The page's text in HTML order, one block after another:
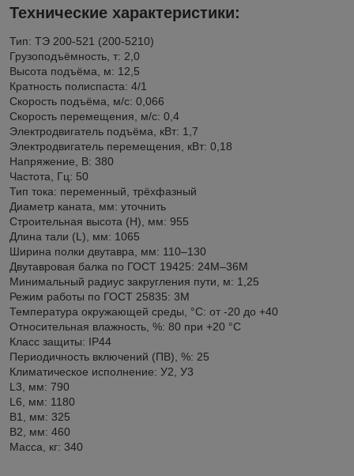
Технические характеристики:
Тип: ТЭ 200-521 (200-5210)
Грузоподъёмность, т: 2,0
Высота подъёма, м: 12,5
Кратность полиспаста: 4/1
Скорость подъёма, м/с: 0,066
Скорость перемещения, м/с: 0,4
Электродвигатель подъёма, кВт: 1,7
Электродвигатель перемещения, кВт: 0,18
Напряжение, В: 380
Частота, Гц: 50
Тип тока: переменный, трёхфазный
Диаметр каната, мм: уточнить
Строительная высота (H), мм: 955
Длина тали (L), мм: 1065
Ширина полки двутавра, мм: 110–130
Двутавровая балка по ГОСТ 19425: 24М–36М
Минимальный радиус закругления пути, м: 1,25
Режим работы по ГОСТ 25835: 3М
Температура окружающей среды, °C: от -20 до +40
Относительная влажность, %: 80 при +20 °C
Класс защиты: IP44
Периодичность включений (ПВ), %: 25
Климатическое исполнение: У2, У3
L3, мм: 790
L6, мм: 1180
B1, мм: 325
B2, мм: 460
Масса, кг: 340